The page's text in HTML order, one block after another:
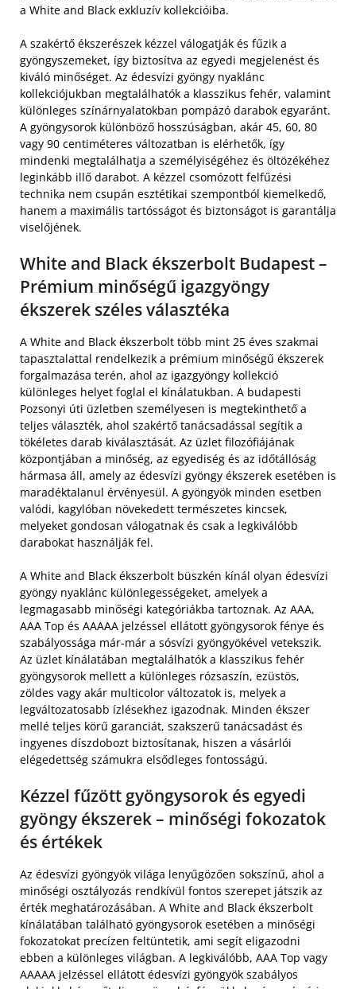
a White and Black exkluzív kollekcióiba.
A szakértő ékszerészek kézzel válogatják és fűzik a
gyöngyszemeket, így biztosítva az egyedi megjelenést és
kiváló minőséget. Az édesvízi gyöngy nyaklánc
kollekciójukban megtalálhatók a klasszikus fehér, valamint
különleges színárnyalatokban pompázó darabok egyaránt.
A gyöngysorok különböző hosszúságban, akár 45, 60, 80
vagy 90 centiméteres változatban is elérhetők, így
mindenki megtalálhatja a személyiségéhez és öltözékéhez
leginkább illő darabot. A kézzel csomózott felfűzési
technika nem csupán esztétikai szempontból kiemelkedő,
hanem a maximális tartósságot és biztonságot is garantálja
viselőjének.
White and Black ékszerbolt Budapest –
Prémium minőségű igazgyöngy
ékszerek széles választéka
A White and Black ékszerbolt több mint 25 éves szakmai
tapasztalattal rendelkezik a prémium minőségű ékszerek
forgalmazása terén, ahol az igazgyöngy kollekció
különleges helyet foglal el kínálatukban. A budapesti
Pozsonyi úti üzletben személyesen is megtekinthető a
teljes választék, ahol szakértő tanácsadással segítik a
tökéletes darab kiválasztását. Az üzlet filozófiájának
központjában a minőség, az egyediség és az időtállóság
hármasa áll, amely az édesvízi gyöngy ékszerek esetében is
maradéktalanul érvényesül. A gyöngyök minden esetben
valódi, kagylóban növekedett természetes kincsek,
melyeket gondosan válogatnak és csak a legkiválóbb
darabokat használják fel.
A White and Black ékszerbolt büszkén kínál olyan édesvízi
gyöngy nyaklánc különlegességeket, amelyek a
legmagasabb minőségi kategóriákba tartoznak. Az AAA,
AAA Top és AAAAA jelzéssel ellátott gyöngysorok fénye és
szabályossága már-már a sósvízi gyöngyökével vetekszik.
Az üzlet kínálatában megtalálhatók a klasszikus fehér
gyöngysorok mellett a különleges rózsaszín, ezüstös,
zöldes vagy akár multicolor változatok is, melyek a
legváltozatosabb ízlésekhez igazodnak. Minden ékszer
mellé teljes körű garanciát, szakszerű tanácsadást és
ingyenes díszdobozt biztosítanak, hiszen a vásárlói
elégedettség számukra elsődleges fontosságú.
Kézzel fűzött gyöngysorok és egyedi
gyöngy ékszerek – minőségi fokozatok
és értékek
Az édesvízi gyöngyök világa lenyűgözően sokszínű, ahol a
minőségi osztályozás rendkívül fontos szerepet játszik az
érték meghatározásában. A White and Black ékszerbolt
kínálatában található gyöngysorok esetében a minőségi
fokozatokat precízen feltüntetik, ami segít eligazodni
ebben a különleges világban. A legkiválóbb, AAA Top vagy
AAAAA jelzéssel ellátott édesvízi gyöngyök szabályos